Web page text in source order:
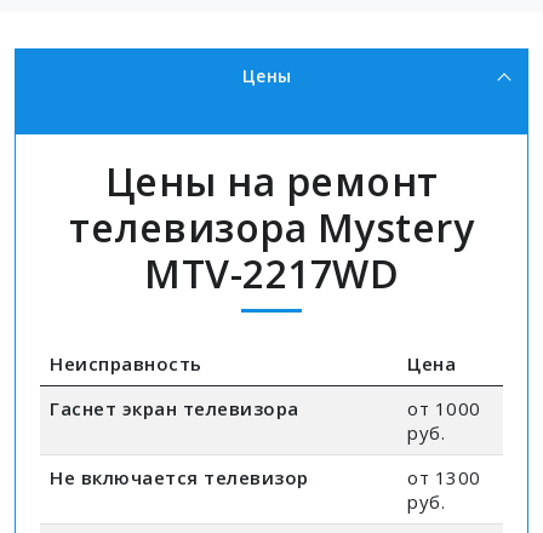
Цены
Цены на ремонт
телевизора Mystery
MTV-2217WD
Неисправность
Цена
Гаснет экран телевизора
от 1000
руб.
Не включается телевизор
от 1300
руб.